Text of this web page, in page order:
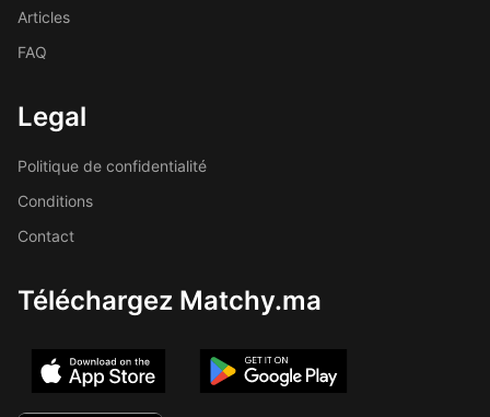
Articles
FAQ
Legal
Politique de confidentialité
Conditions
Contact
Téléchargez Matchy.ma